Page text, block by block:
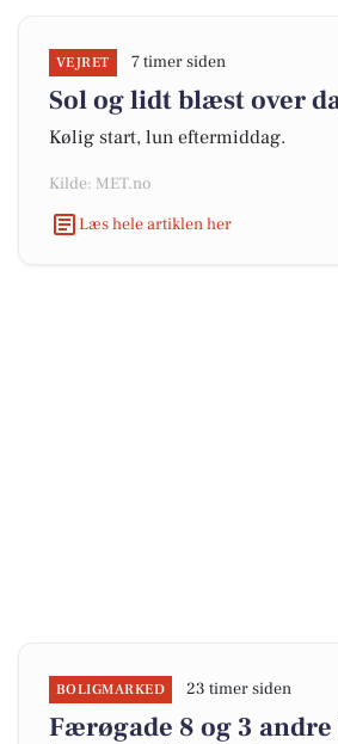
VEJRET 7 timer siden
Sol og lidt blæst over
Kølig start, lun eftermiddag.
Kilde: MET.no
Læs hele artiklen her
BOLIGMARKED 23 timer siden
Færøgade 8 og 3